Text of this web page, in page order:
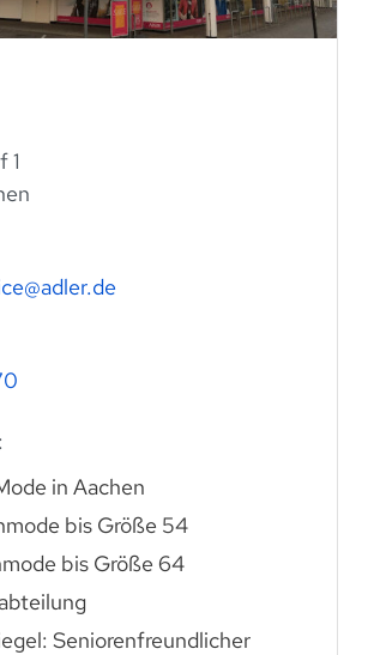
1
@adler.de
in Aachen
bis Größe 54
bis Größe 64
Seniorenfreundlicher